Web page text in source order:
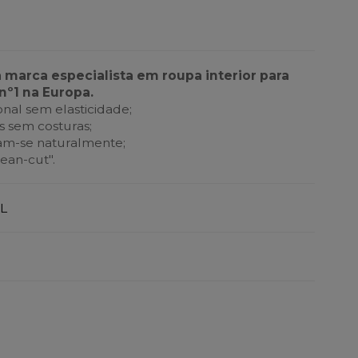
marca especialista em roupa interior para
na Europa.
sem elasticidade;
sem costuras;
se naturalmente;
cut".